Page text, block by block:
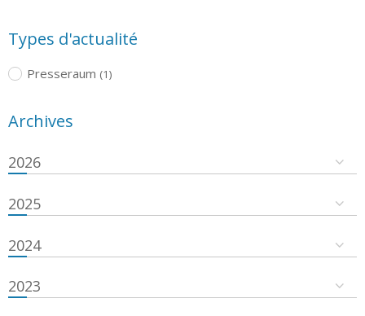
Types d'actualité
Presseraum (1)
Archives
2026
2025
2024
2023